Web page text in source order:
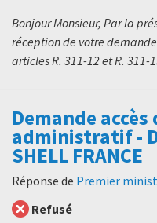
Bonjour Monsieur, Par la
réception de votre
articles R. 311-12 et R. 311-
Demande
administratif -
SHELL FRANCE
Réponse de Premier
Refusé